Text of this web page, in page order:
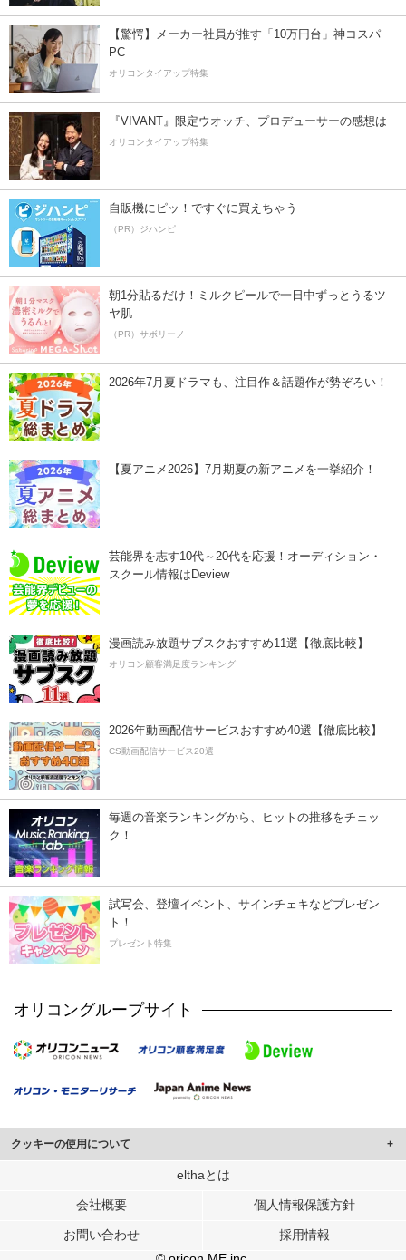
【驚愕】メーカー社員が推す「10万円台」神コスパ
PC
オリコンタイアップ特集
『VIVANT』限定ウオッチ、プロデューサーの感想は
オリコンタイアップ特集
自販機にピッ！ですぐに買えちゃう
（PR）ジハンピ
朝1分貼るだけ！ミルクピールで一日中ずっとうるツ
ヤ肌
（PR）サボリーノ
2026年7月夏ドラマも、注目作＆話題作が勢ぞろい！
【夏アニメ2026】7月期夏の新アニメを一挙紹介！
芸能界を志す10代～20代を応援！オーディション・
スクール情報はDeview
漫画読み放題サブスクおすすめ11選【徹底比較】
オリコン顧客満足度ランキング
2026年動画配信サービスおすすめ40選【徹底比較】
CS動画配信サービス20選
毎週の音楽ランキングから、ヒットの推移をチェッ
ク！
試写会、登壇イベント、サインチェキなどプレゼン
ト！
プレゼント特集
オリコングループサイト
クッキーの使用について
このサイトでは Cookie を使用して、ユーザーに合わせたコンテンツや広告の
行っています。
メディアや広告配信、データ解析の各パートナーに提供しています。
各パートナーは、この情報とユーザーが各パートナーに提供した他の情報や、
elthaとは
会社概要 個人情報保護方針
お問い合わせ
採用情報